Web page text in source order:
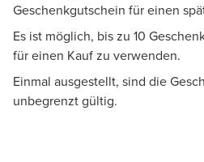
Geschenkgutschein für einen
Es ist möglich, bis zu 10
für einen Kauf zu verwenden.
Einmal ausgestellt, sind die
unbegrenzt gültig.